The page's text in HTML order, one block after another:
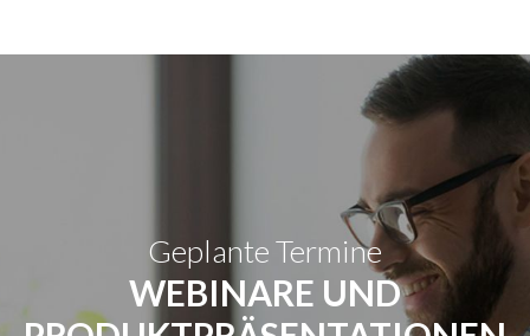
Geplante Termine
WEBINARE UND